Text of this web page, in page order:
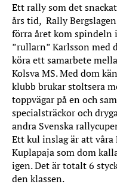
Ett rally som det
års tid, Rally
förra året kom spindeln
”rullarn” Karlsson med
köra ett samarbete
Kolsva MS. Med dom
klubb brukar stoltsera
toppvägar på en och
specialsträckor och
andra Svenska
Ett kul inslag är att
Kuplapaja som dom
igen. Det är totalt 6
den klassen.